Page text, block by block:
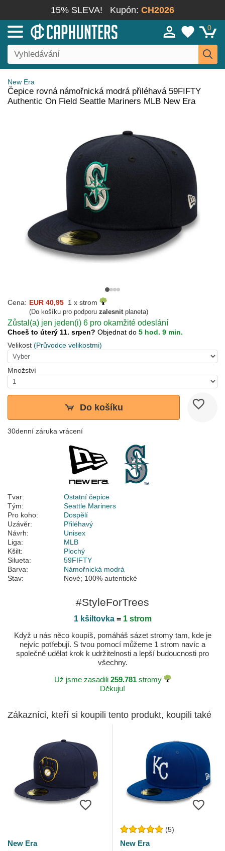
15% SLEVA! Kupón: CH2026
0
New Era
Čepice rovná námořnická modrá přiléhavá 59FIFTY
Authentic On Field Seattle Mariners MLB New Era
Cena: EUR 40,95 1 x strom
(Do košíku pro podporu zalesnitplaneta)
Zůstal(a) jen jeden(i) 6 pro okamžité odeslání
Chceš to úterý 11. srpen? Objednat do 5 hod. 9 min.
Velikost (Průvodce velikostmi)
Množství
Do košíku
30denní záruka vrácení
Tvar:
Ostatní čepice
Tým:
Seattle Mariners
Pro koho:
Dospělí
Uzávěr:
Přiléhavý
Návrh:
Unisex
Liga:
MLB
Kšilt:
Plochý
Silueta:
59FIFTY
Barva:
Námořnická modrá
Stav:
Nové; 100% autentické
#StyleForTrees
1 kšiltovka= 1 strom
Když u nás něco koupíš, pomáháš sázet stromy tam, kde je
nejvíc potřebují. S tvou pomocí můžeme 1 strom navíc a
společně udělat krok k udržitelnosti a lepší budoucnosti pro
všechny.
Už jsme zasadili 259.781stromy
Děkuju!
Zákazníci, kteří si koupili tento produkt, koupili také
New Era
(5)
New Era